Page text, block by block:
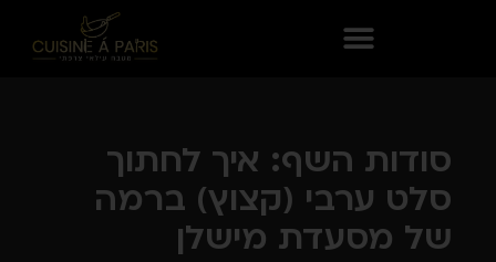
סודות השף: איך לחתוך
סלט ערבי (קצוץ) ברמה
של מסעדת מישלן